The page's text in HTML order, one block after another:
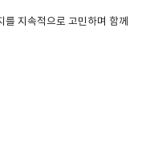
지속적으로 고민하며 함께